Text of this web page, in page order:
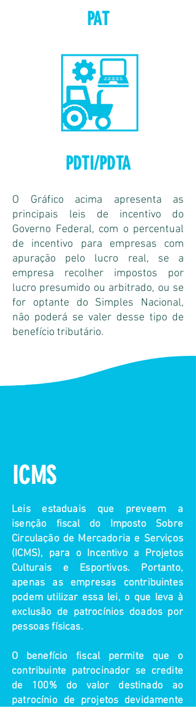
PAT
PDTI/PDTA
O Gráfico acima apresenta as
principais leis de incentivo do
Governo Federal, com o percentual
de incentivo para empresas com
apuração pelo lucro real, se a
empresa recolher impostos por
lucro presumido ou arbitrado, ou se
for optante do Simples Nacional,
não poderá se valer desse tipo de
benefício tributário.
ICMS
Leis estaduais que preveem a
isenção fiscal do Imposto Sobre
Circulação de Mercadoria e Serviços
(ICMS), para o Incentivo a Projetos
Culturais e Esportivos. Portanto,
apenas as empresas contribuintes
podem utilizar essa lei, o que leva à
exclusão de patrocínios doados por
pessoas físicas.
O benefício fiscal permite que o
contribuinte patrocinador se credite
de 100% do valor destinado ao
patrocínio de projetos devidamente